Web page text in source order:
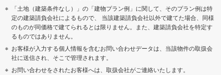
「土地（建築条件なし）」の「建物プラン例」に関して、そのプラン例は特
定の建築請負会社によるもので、 当該建築請負会社以外で建てた場合、同様
のものが同価格で建てられるとは限りません。また、建築請負会社を特定す
るものではありません。
お客様が入力する個人情報を含むお問い合わせデータは、当該物件の取扱会
社に送信され、そこで管理されます。
お問い合わせをされたお客様へは、取扱会社がご連絡いたします。